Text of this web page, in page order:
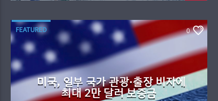
FEATURED 0
미국, 일부 국가 관광·출장 비자에
최대 2만 달러 보증금